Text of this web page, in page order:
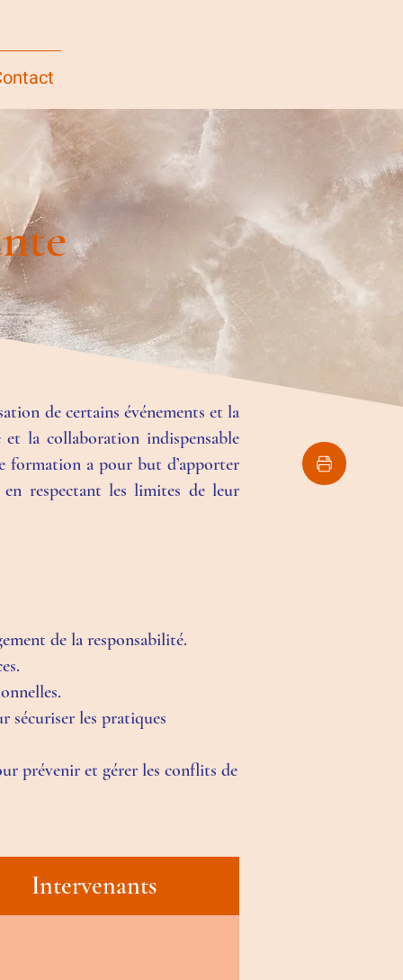
de certains événements et la
la collaboration indispensable
formation a pour but d’apporter
respectant les limites de leur
de la responsabilité.
sécuriser les pratiques
prévenir et gérer les conflits de
Intervenants